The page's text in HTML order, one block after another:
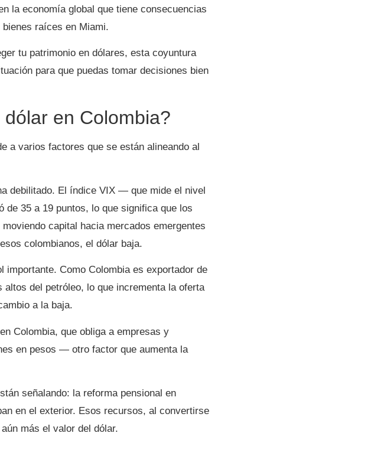
la economía global que tiene consecuencias
raíces en Miami.
tu patrimonio en dólares, esta coyuntura
para que puedas tomar decisiones bien
en Colombia?
a varios factores que se están alineando al
debilitado. El índice VIX — que mide el nivel
35 a 19 puntos, lo que significa que los
capital hacia mercados emergentes
colombianos, el dólar baja.
importante. Como Colombia es exportador de
del petróleo, lo que incrementa la oferta
a la baja.
Colombia, que obliga a empresas y
en pesos — otro factor que aumenta la
señalando: la reforma pensional en
en el exterior. Esos recursos, al convertirse
más el valor del dólar.